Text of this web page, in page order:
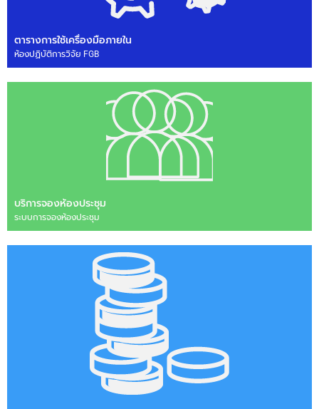
ตารางการใช้เครื่องมือภายใน
ห้องปฏิบัติการวิจัย FGB
บริการจองห้องประชุม
ระบบการจองห้องประชุม